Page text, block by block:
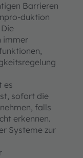
Barrieren
duktion
immer
es
sofort die
falls
erkennen.
Systeme zur